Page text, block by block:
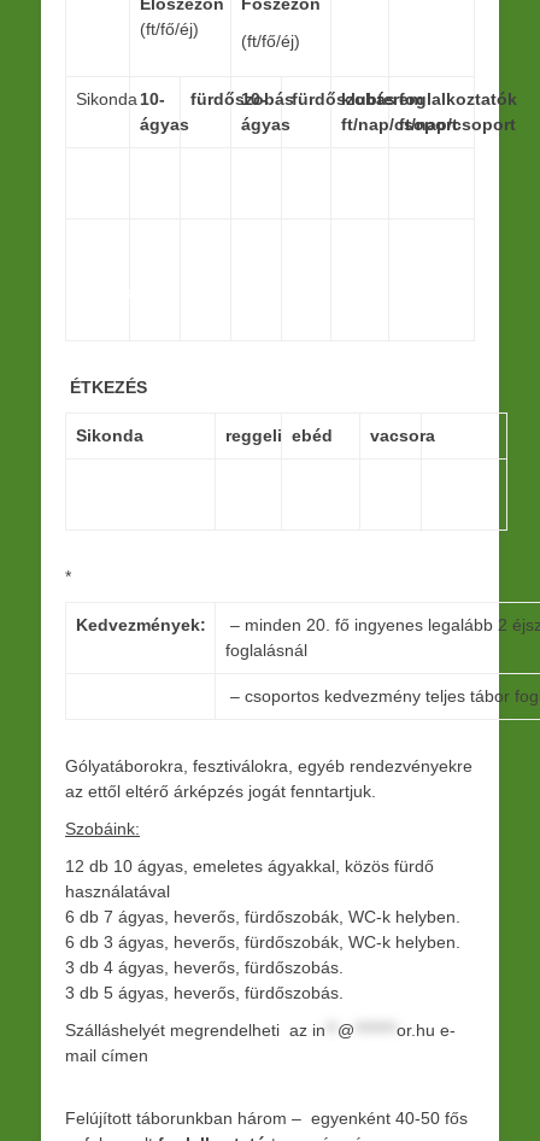
(ft/fő/éj)
(ft/fő/éj)
Sikonda 10-
ágyas
fürdőszobás
10-
ágyas
fürdőszobás
klubterem
ft/nap/csoport
foglalkoztatók
ft/nap/csoport
ÉTKEZÉS
Sikonda reggeli ebéd vacsora
*
Kedvezmények:
– minden 20. fő ingyenes legalább 2
foglalásnál
– csoportos kedvezmény teljes tábor
Gólyatáborokra, fesztiválokra, egyéb rendezvényekre
az ettől eltérő árképzés jogát fenntartjuk.
Szobáink:
12 db 10 ágyas, emeletes ágyakkal, közös fürdő
használatával
6 db 7 ágyas, heverős, fürdőszobák, WC-k helyben.
6 db 3 ágyas, heverős, fürdőszobák, WC-k helyben.
3 db 4 ágyas, heverős, fürdőszobás.
3 db 5 ágyas, heverős, fürdőszobás.
Szálláshelyét megrendelheti az in @ or.hu e-
mail címen
Felújított táborunkban három – egyenként 40-50 fős